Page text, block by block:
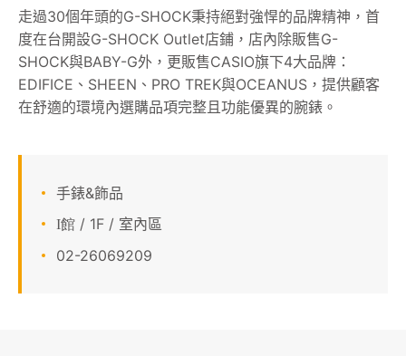
關於我們
APP會員專區
走過30個年頭的G-SHOCK秉持絕對強悍的品牌精神，首
度在台開設G-SHOCK Outlet店鋪，店內除販售G-
SHOCK與BABY-G外，更販售CASIO旗下4大品牌：
EDIFICE、SHEEN、PRO TREK與OCEANUS，提供顧客
在舒適的環境內選購品項完整且功能優異的腕錶。
手錶&飾品
I館 / 1F / 室內區
02-26069209